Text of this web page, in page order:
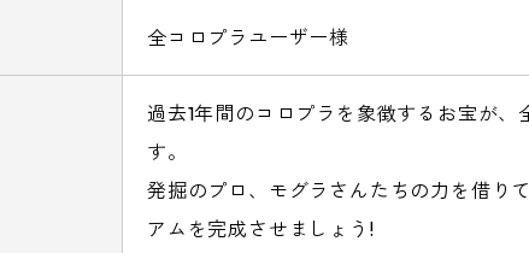
全コロプラユーザー様
過去1年間のコロプラを象徴するお宝が、
す。
発掘のプロ、モグラさんたちの力を借り
アムを完成させましょう!